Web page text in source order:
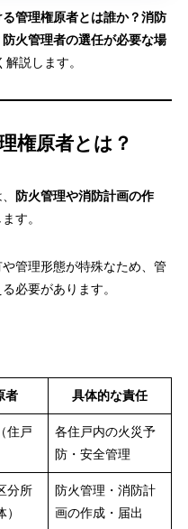
管理権原者とは誰か？消防
火管理者の選任が必要な場
説します。
権原者とは？
防火管理や消防計画の作
す。
管理形態が特殊なため、管
必要があります。
者 具体的な責任
住戸
各住戸内の火災予
防・安全管理
分所
防火管理・消防計
画の作成・届出